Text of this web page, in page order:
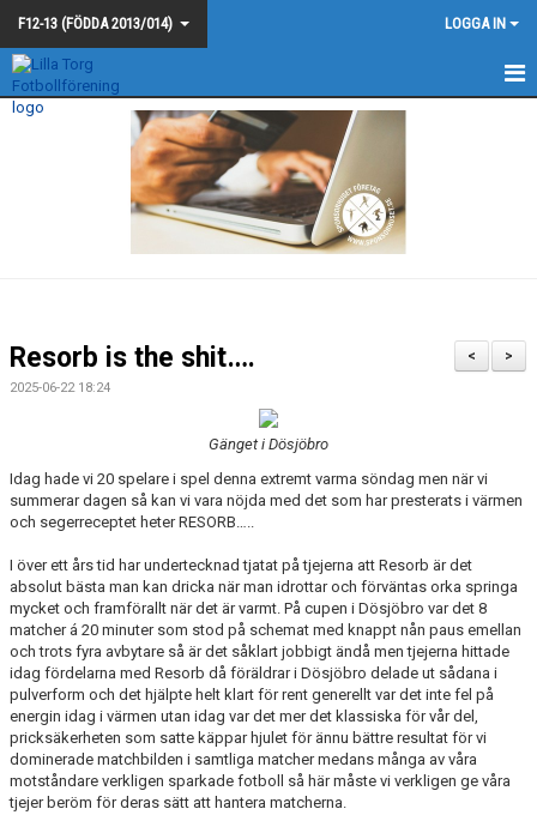
F12-13 (FÖDDA 2013/014) LOGGA IN
F12-13
KONTAKT
>
<
Resorb is the shit….
2025-06-22 18:24
Gänget i Dösjöbro
Idag hade vi 20 spelare i spel denna extremt varma söndag men när vi
summerar dagen så kan vi vara nöjda med det som har presterats i värmen
och segerreceptet heter RESORB…..
I över ett års tid har undertecknad tjatat på tjejerna att Resorb är det
absolut bästa man kan dricka när man idrottar och förväntas orka springa
mycket och framförallt när det är varmt. På cupen i Dösjöbro var det 8
matcher á 20 minuter som stod på schemat med knappt nån paus emellan
och trots fyra avbytare så är det såklart jobbigt ändå men tjejerna hittade
idag fördelarna med Resorb då föräldrar i Dösjöbro delade ut sådana i
pulverform och det hjälpte helt klart för rent generellt var det inte fel på
energin idag i värmen utan idag var det mer det klassiska för vår del,
pricksäkerheten som satte käppar hjulet för ännu bättre resultat för vi
dominerade matchbilden i samtliga matcher medans många av våra
motståndare verkligen sparkade fotboll så här måste vi verkligen ge våra
tjejer beröm för deras sätt att hantera matcherna.